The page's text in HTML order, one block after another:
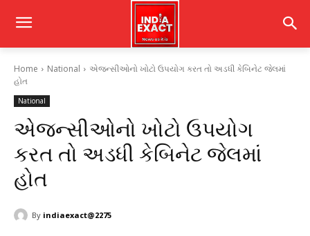
Home National
એજન્સીઓનો ખોટો ઉપયોગ કરત તો અડધી કેબિનેટ જેલમાં
હોત
National
એજન્સીઓનો ખોટો ઉપયોગ
કરત તો અડધી કેબિનેટ જેલમાં
હોત
By indiaexact@2275